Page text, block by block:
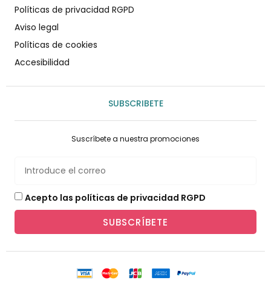
Políticas de privacidad RGPD
Aviso legal
Políticas de cookies
Accesibilidad
SUBSCRIBETE
Suscríbete a nuestra promociones
Acepto las políticas de privacidad RGPD
SUBSCRÍBETE